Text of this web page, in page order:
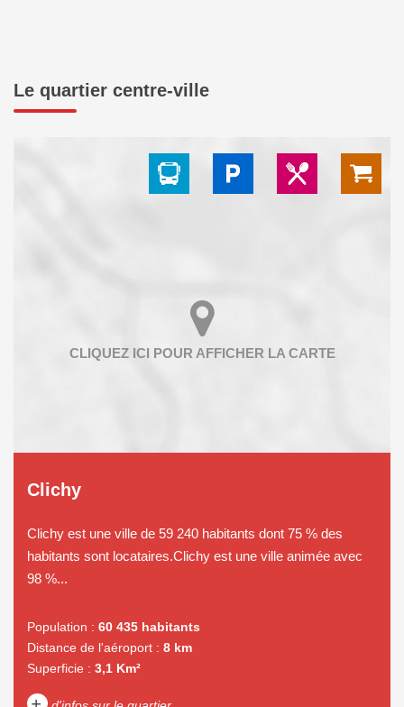
Le quartier centre-ville
Clichy
Clichy est une ville de 59 240 habitants dont 75 % des
habitants sont locataires.Clichy est une ville animée avec
98 %...
Population : 60 435 habitants
Distance de l'aéroport : 8 km
Superficie : 3,1 Km²
+